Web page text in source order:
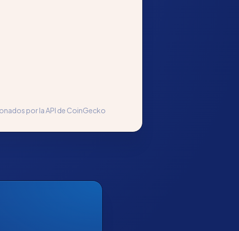
por la API de CoinGecko